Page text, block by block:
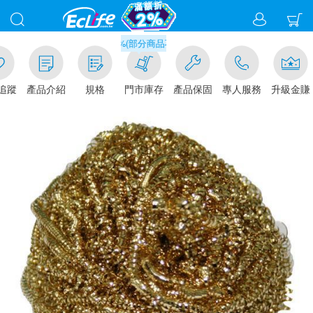
蹤 產品介紹 規格
滿千元門市取貨現折1%(部分商品不適用)-請點我看
門市庫存 產品保固 專人服務 升級金賺